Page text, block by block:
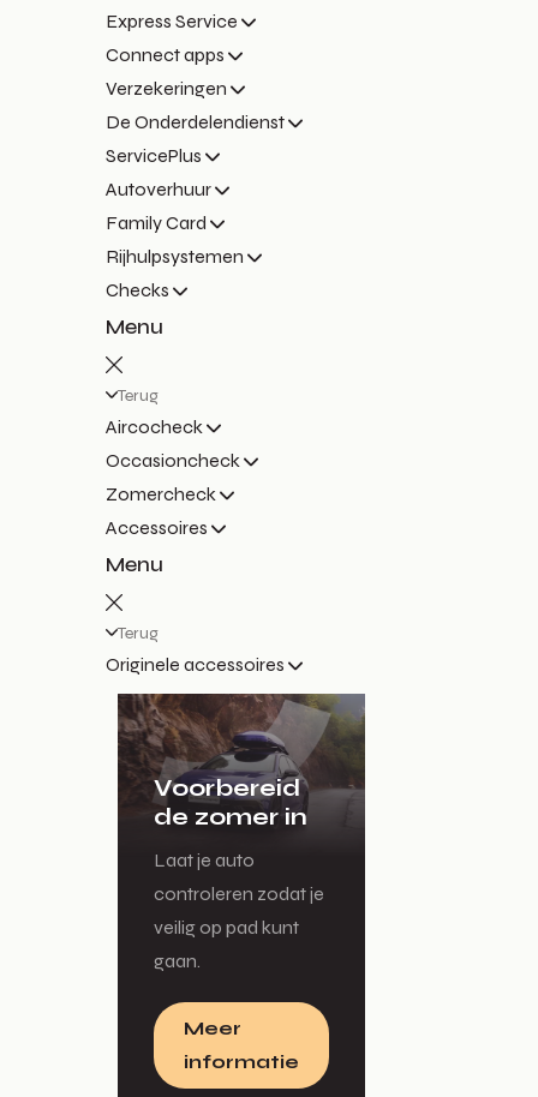
Express Service
Connect apps
Verzekeringen
De Onderdelendienst
ServicePlus
Autoverhuur
Family Card
Rijhulpsystemen
Checks
Menu
Terug
Aircocheck
Occasioncheck
Zomercheck
Accessoires
Menu
Terug
Originele accessoires
Voorbereid
de zomer in
Laat je auto
controleren zodat je
veilig op pad kunt
gaan.
Meer
informatie